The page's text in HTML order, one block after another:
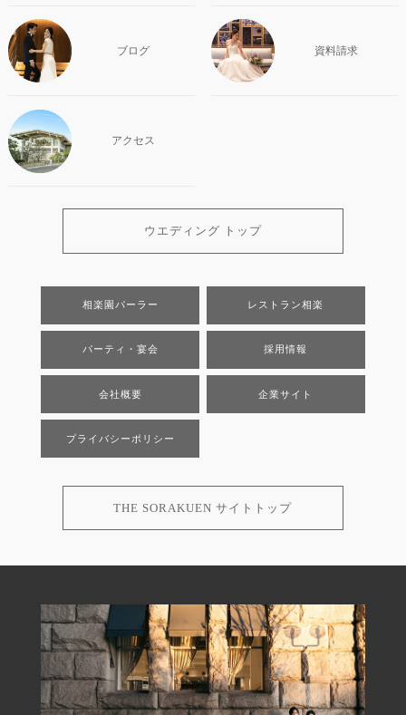
ブログ 資料請求
アクセス
ウエディング トップ
相楽園パーラー レストラン相楽
パーティ・宴会 採用情報
会社概要 企業サイト
プライバシーポリシー
THE SORAKUEN サイトトップ